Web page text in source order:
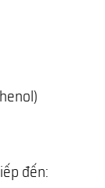
đến: